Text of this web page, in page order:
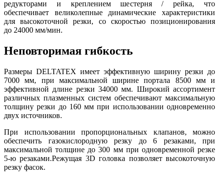
редукторами и креплением шестерня / рейка, что
обеспечивает великолепные динамические характеристики
для высокоточной резки, со скоростью позиционирования
до 24000 мм/мин.
Неповторимая гибкость
Размеры DELTATEX имеет эффективную ширину резки до
7000 мм, при максимальной ширине портала 8500 мм и
эффективной длине резки 34000 мм. Широкий ассортимент
различных плазменных систем обеспечивают максимальную
толщину резки до 160 мм при использовании одновременно
двух источников.
При использовании пропорциональных клапанов, можно
обеспечить газокислородную резку до 6 резаками, при
максимальной толщине до 300 мм при одновременной резке
5-ю резаками.Режущая 3D головка позволяет высокоточную
резку фасок.